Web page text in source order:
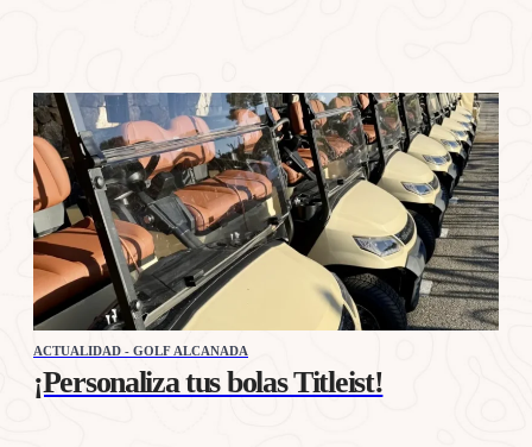
ACTUALIDAD - GOLF ALCANADA
¡Personaliza tus bolas Titleist!